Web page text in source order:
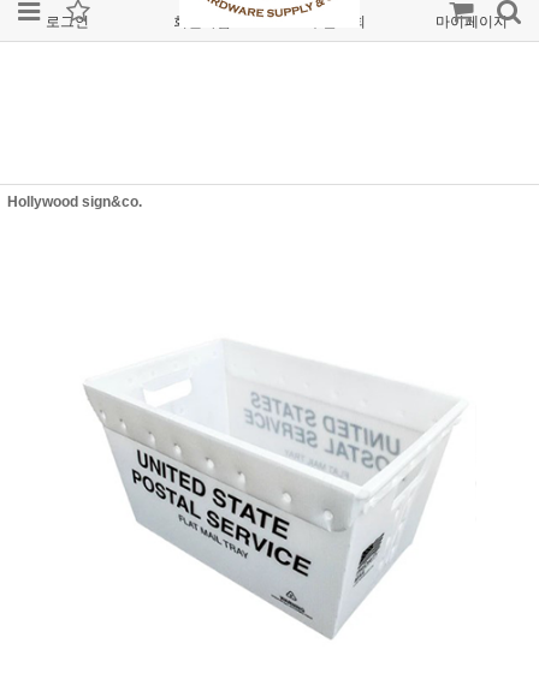
로그인 회원가입 주문조회 마이페이지
Hollywood sign&co.